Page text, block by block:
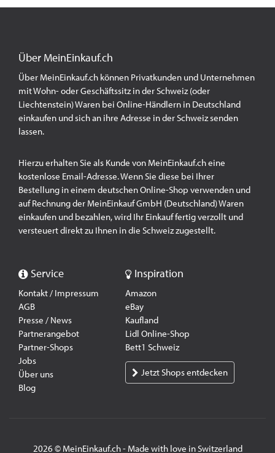
Über MeinEinkauf.ch
Über MeinEinkauf.ch können Privatkunden und Unternehmen
mit Wohn- oder Geschäftssitz in der Schweiz (oder
Liechtenstein) Waren bei Online-Händlern in Deutschland
einkaufen und sich an ihre Adresse in der Schweiz senden
lassen.
Hierzu erhalten Sie als Kunde von MeinEinkauf.ch eine
kostenlose Email-Adresse. Wenn Sie diese bei Ihrer
Bestellung in einem deutschen Online-Shop verwenden und
auf Rechnung der MeinEinkauf GmbH (Deutschland) Waren
einkaufen und bezahlen, wird Ihr Einkauf fertig verzollt und
versteuert direkt zu Ihnen in die Schweiz zugestellt.
Service
Kontakt / Impressum
AGB
Presse / News
Partnerangebot
Partner-Shops
Jobs
Über uns
Blog
Inspiration
Amazon
eBay
Kaufland
Lidl Online-Shop
Bett1 Schweiz
Jetzt Shops entdecken
2026 © MeinEinkauf.ch - Made with love in Switzerland